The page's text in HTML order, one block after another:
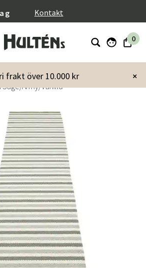
Kontakt
0
×
frakt över 10.000 kr
Mattor
Army/Vanilla